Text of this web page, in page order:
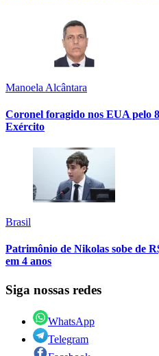
Manoela Alcântara
Coronel foragido nos EUA pelo
Exército
Brasil
Patrimônio de Nikolas sobe de
em 4 anos
Siga nossas redes
WhatsApp
Telegram